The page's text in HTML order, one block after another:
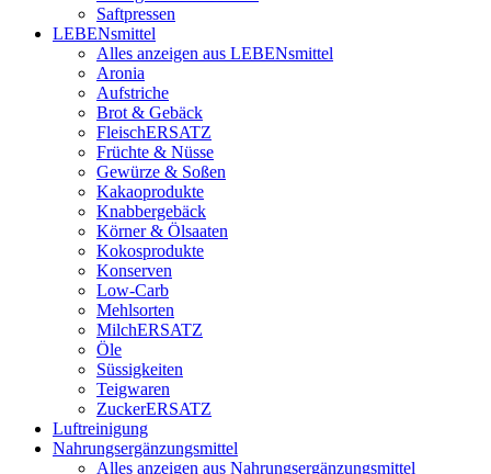
Saftpressen
LEBENsmittel
Alles anzeigen aus LEBENsmittel
Aronia
Aufstriche
Brot & Gebäck
FleischERSATZ
Früchte & Nüsse
Gewürze & Soßen
Kakaoprodukte
Knabbergebäck
Körner & Ölsaaten
Kokosprodukte
Konserven
Low-Carb
Mehlsorten
MilchERSATZ
Öle
Süssigkeiten
Teigwaren
ZuckerERSATZ
Luftreinigung
Nahrungsergänzungsmittel
Alles anzeigen aus Nahrungsergänzungsmittel